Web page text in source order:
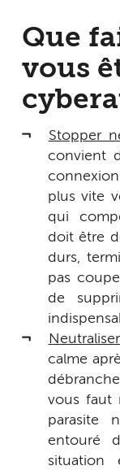
Que
vous
Stopper
convient
connexion
plus vite
qui
doit être
durs,
pas
de
calme
vous faut
parasite
entouré
situation